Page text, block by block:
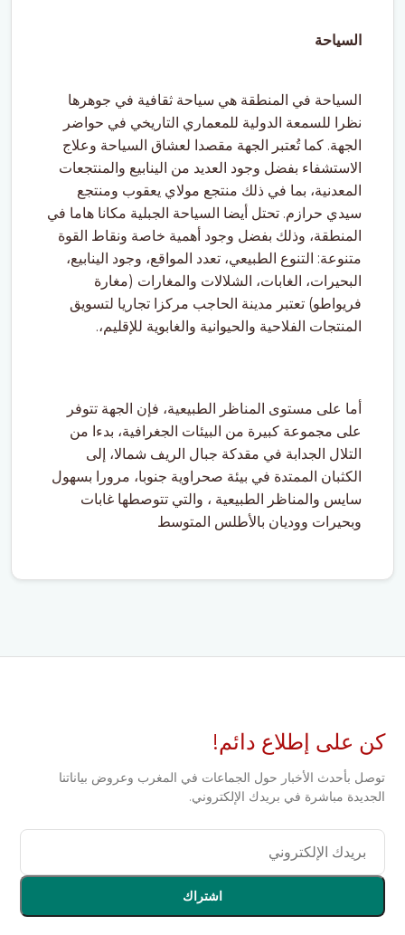
السياحة
السياحة في المنطقة هي سياحة ثقافية في جوهرها
نظرا للسمعة الدولية للمعماري التاريخي في حواضر
الجهة. كما تُعتبر الجهة مقصدا لعشاق السياحة وعلاج
الاستشفاء بفضل وجود العديد من الينابيع والمنتجعات
المعدنية، بما في ذلك منتجع مولاي يعقوب ومنتجع
سيدي حرازم. تحتل أيضا السياحة الجبلية مكانا هاما في
المنطقة، وذلك بفضل وجود أهمية خاصة ونقاط القوة
متنوعة: التنوع الطبيعي، تعدد المواقع، وجود الينابيع،
البحيرات، الغابات، الشلالات والمغارات (مغارة
فريواطو) تعتبر مدينة الحاجب مركزا تجاريا لتسويق
المنتجات الفلاحية والحيوانية والغابوية للإقليم،.
أما على مستوى المناظر الطبيعية، فإن الجهة تتوفر
على مجموعة كبيرة من البيئات الجغرافية، بدءا من
التلال الجدابة في مقدكة جبال الريف شمالا، إلى
الكثبان الممتدة في بيئة صحراوية جنوبا، مرورا بسهول
سايس والمناظر الطبيعية ، والتي تتوصطها غابات
وبحيرات ووديان بالأطلس المتوسط
كن على إطلاع دائم!
توصل بأحدث الأخبار حول الجماعات في المغرب وعروض بياناتنا
الجديدة مباشرة في بريدك الإلكتروني.
اشتراك